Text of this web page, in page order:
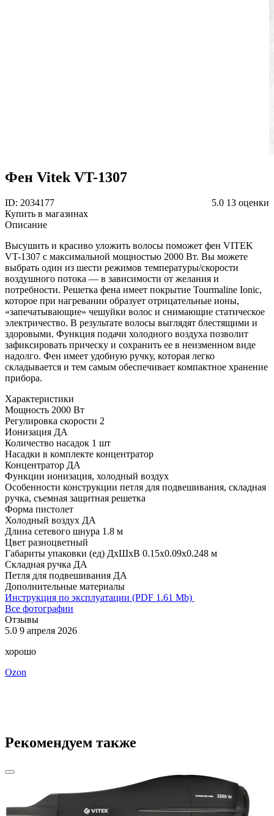
Фен Vitek VT-1307
ID: 2034177 5.0 13 оценки
Купить в магазинах
Описание
Высушить и красиво уложить волосы поможет фен VITEK
VT-1307 с максимальной мощностью 2000 Вт. Вы можете
выбрать один из шести режимов температуры/скорости
воздушного потока — в зависимости от желания и
потребности. Решетка фена имеет покрытие Tourmaline Ionic,
которое при нагревании образует отрицательные ионы,
«запечатывающие» чешуйки волос и снимающие статическое
электричество. В результате волосы выглядят блестящими и
здоровыми. Функция подачи холодного воздуха позволит
зафиксировать прическу и сохранить ее в неизменном виде
надолго. Фен имеет удобную ручку, которая легко
складывается и тем самым обеспечивает компактное хранение
прибора.
Характеристики
Мощность 2000 Вт
Регулировка скорости 2
Ионизация ДА
Количество насадок 1 шт
Насадки в комплекте концентратор
Концентратор ДА
Функции ионизация, холодный воздух
Особенности конструкции петля для подвешивания, складная
ручка, съемная защитная решетка
Форма пистолет
Холодный воздух ДА
Длина сетевого шнура 1.8 м
Цвет разноцветный
Габариты упаковки (ед) ДхШхВ 0.15x0.09x0.248 м
Складная ручка ДА
Петля для подвешивания ДА
Дополнительные материалы
Инструкция по эксплуатации (PDF 1.61 Mb)
Все фотографии
Отзывы
5.0 9 апреля 2026
хорошо
Ozon
Рекомендуем также